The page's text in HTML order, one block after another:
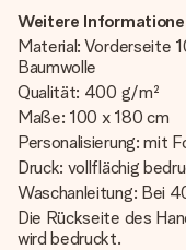
Weitere
Material: Vorderseite
Baumwolle
Qualität: 400 g/m²
Maße: 100 x 180 cm
Personalisierung: mit
Druck: vollflächig
Waschanleitung: Bei
Die Rückseite des
wird bedruckt.